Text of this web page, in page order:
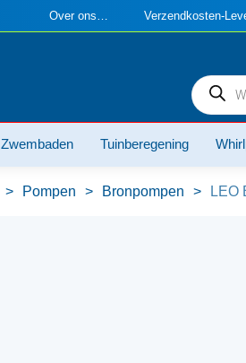
Over ons… Verzendkosten-
Producten
zoeken
Zwembaden Tuinberegening
> Pompen > Bronpompen > LEO